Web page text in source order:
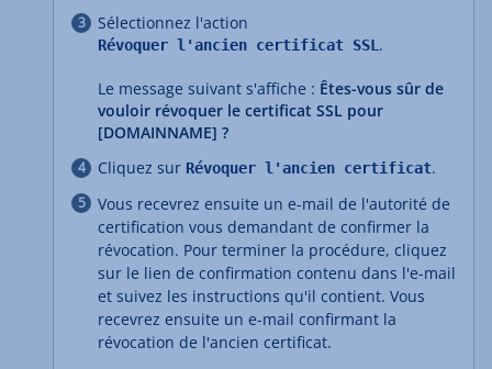
Sélectionnez l'action
Révoquer l'ancien certificat SSL.
Le message suivant s'affiche : Êtes-vous sûr de
vouloir révoquer le certificat SSL pour
[DOMAINNAME] ?
Cliquez sur Révoquer l'ancien certificat.
Vous recevrez ensuite un e-mail de l'autorité de
certification vous demandant de confirmer la
révocation. Pour terminer la procédure, cliquez
sur le lien de confirmation contenu dans l'e-mail
et suivez les instructions qu'il contient. Vous
recevrez ensuite un e-mail confirmant la
révocation de l'ancien certificat.